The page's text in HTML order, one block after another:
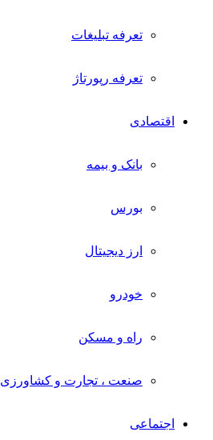
تعرفه تبلیغات
تعرفه رپورتاژ
اقتصادی
بانک و بیمه
بورس
ارز دیجیتال
خودرو
راه و مسکن
صنعت ، تجارت و کشاورزی
اجتماعی